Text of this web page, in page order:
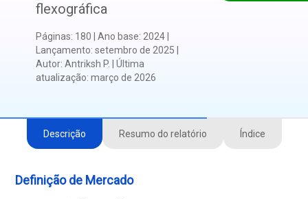
flexográfica
Páginas: 180 Ano base: 2024
Lançamento: setembro de 2025
Autor: Antriksh P.
Última
atualização: março de 2026
Descrição Resumo do relatório Índice
Definição de Mercado